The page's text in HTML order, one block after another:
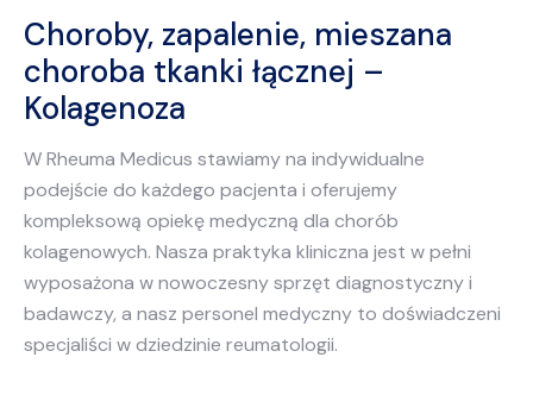
Choroby, zapalenie, mieszana
choroba tkanki łącznej –
Kolagenoza
W Rheuma Medicus stawiamy na indywidualne
podejście do każdego pacjenta i oferujemy
kompleksową opiekę medyczną dla chorób
kolagenowych. Nasza praktyka kliniczna jest w pełni
wyposażona w nowoczesny sprzęt diagnostyczny i
badawczy, a nasz personel medyczny to doświadczeni
specjaliści w dziedzinie reumatologii.